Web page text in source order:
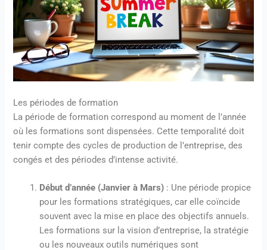
Les périodes de formation
La période de formation correspond au moment de l’année
où les formations sont dispensées. Cette temporalité doit
tenir compte des cycles de production de l’entreprise, des
congés et des périodes d’intense activité.
Début d’année (Janvier à Mars) : Une période propice
pour les formations stratégiques, car elle coïncide
souvent avec la mise en place des objectifs annuels.
Les formations sur la vision d’entreprise, la stratégie
ou les nouveaux outils numériques sont